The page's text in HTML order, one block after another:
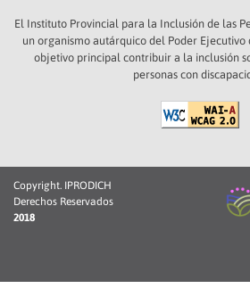
El Instituto Provincial para la Inclusión de las
un organismo autárquico del Poder
objetivo principal contribuir a la inclusión
personas con
Copyright. IPRODICH
Derechos Reservados
2018